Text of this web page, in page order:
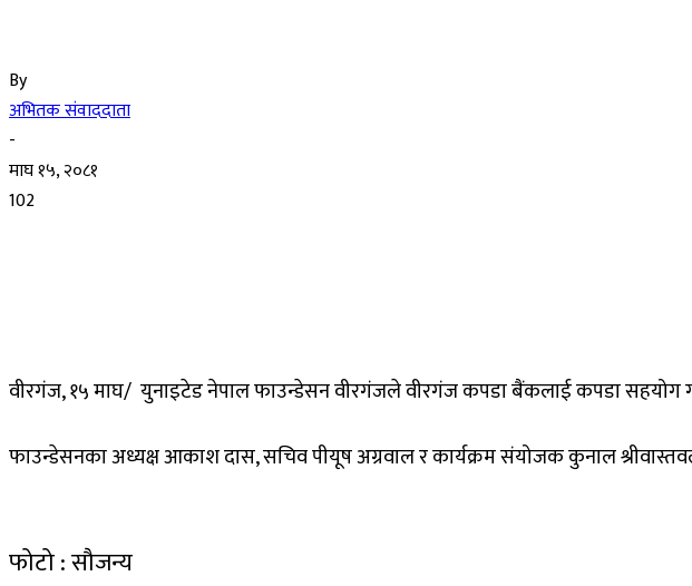
By
अभितक संवाददाता
-
माघ १५, २०८१
102
वीर​गंज, १५ माघ/ युनाइटेड नेपाल फाउन्डेसन वीरगंजले वीरगंज कपडा बैंकलाई कपडा सहयोग
फाउन्डेसनका अध्यक्ष आकाश दास, सचिव पीयूष अग्रवाल र कार्यक्रम संयोजक कुनाल
फोटो : सौजन्य